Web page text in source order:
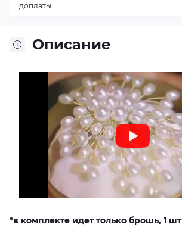
Описание
*в комплекте идет только брошь, 1 шт
доплаты.